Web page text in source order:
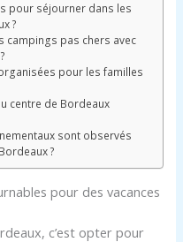
pour séjourner dans les
?
campings pas chers avec
pour les familles
centre de Bordeaux
sont observés
?
pour des vacances
c’est opter pour